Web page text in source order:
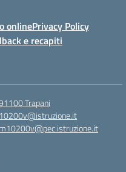
onlinePrivacy Policy
e recapiti
Trapani